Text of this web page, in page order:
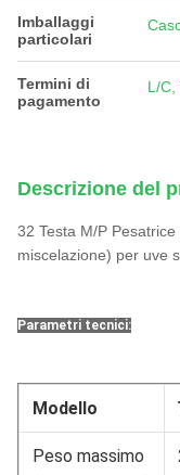
Imballaggi
particolari
Termini di
pagamento
L/C,
Descrizione del
32 Testa M/P
miscelazione) per uve
Parametri tecnici:
Modello
Peso massimo